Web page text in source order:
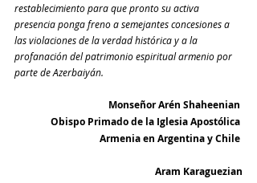
restablecimiento para que pronto su activa
presencia ponga freno a semejantes concesiones a
las violaciones de la verdad histórica y a la
profanación del patrimonio espiritual armenio por
parte de Azerbaiyán.
Monseñor Arén Shaheenian
Obispo Primado de la Iglesia Apostólica
Armenia en Argentina y Chile
Aram Karaguezian